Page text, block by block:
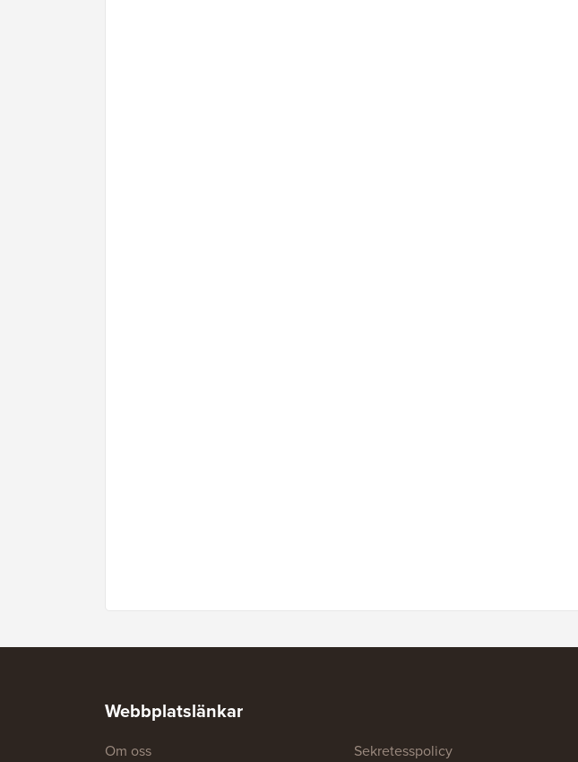
Webbplatslänkar
Om oss
Sekretesspolicy